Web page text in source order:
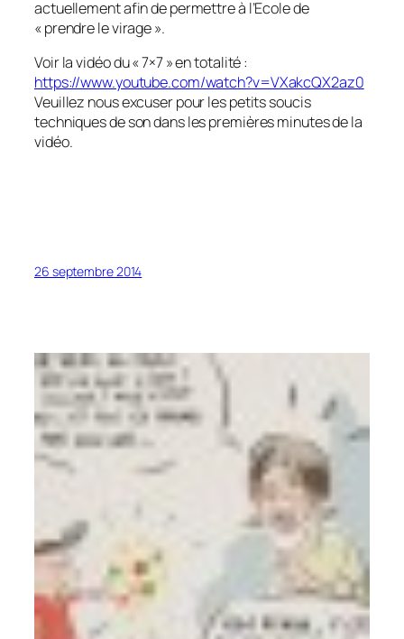
actuellement afin de permettre à l’Ecole de
«prendre le virage».
Voir la vidéo du « 7×7 » en totalité :
https://www.youtube.com/watch?v=VXakcQX2az0
Veuillez nous excuser pour les petits soucis
techniques de son dans les premières minutes de la
vidéo.
26 septembre 2014